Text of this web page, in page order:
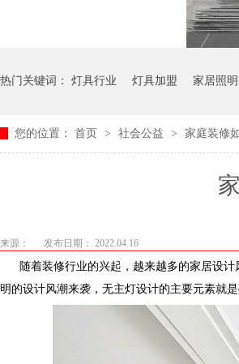
热门关键词： 灯具行业 灯具加盟 家居照明
您的位置： 首页 > 社会公益 > 家庭装修
来源： 发布日期： 2022.04.16
随着装修行业的兴起，越来越多的家居设计
明的设计风潮来袭，无主灯设计的主要元素就是磁